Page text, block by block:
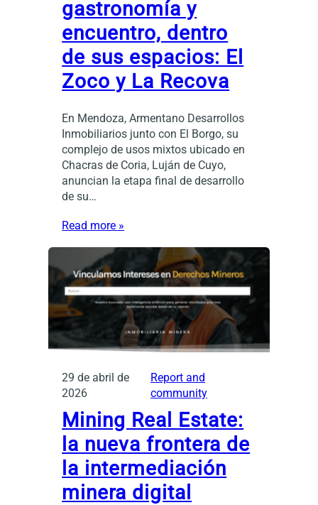
gastronomía y
encuentro, dentro
de sus espacios: El
Zoco y La Recova
En Mendoza, Armentano Desarrollos
Inmobiliarios junto con El Borgo, su
complejo de usos mixtos ubicado en
Chacras de Coria, Luján de Cuyo,
anuncian la etapa final de desarrollo
de su…
Read more »
29 de abril de
2026
Report and
community
Mining Real Estate:
la nueva frontera de
la intermediación
minera digital